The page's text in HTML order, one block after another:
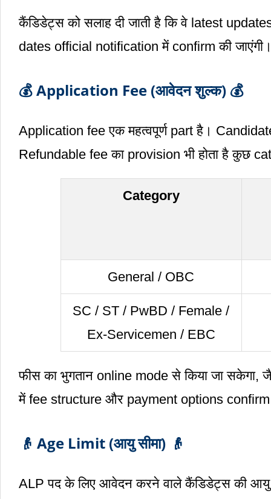
कैंडिडेट्स को सलाह दी जाती है कि वे latest
dates official notification में confirm की
💰 Application Fee (आवेदन शुल्क) 💰
Application fee एक महत्वपूर्ण part है।
Refundable fee का provision भी होता है कुछ
Category
General / OBC
SC / ST / PwBD / Female /
Ex-Servicemen / EBC
फीस का भुगतान online mode से किया जा
में fee structure और payment options confirm
👴 Age Limit (आयु सीमा) 👴
ALP पद के लिए आवेदन करने वाले कैंडिडेट्स की आयु